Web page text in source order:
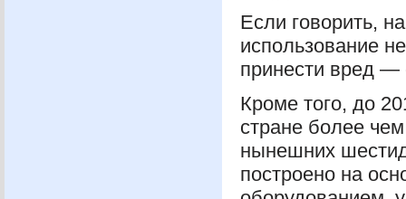
Если говорить,
использование
принести вред —
Кроме того, до
стране более
нынешних
построено на